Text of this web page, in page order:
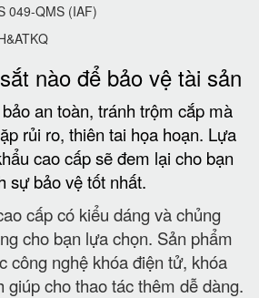
049-QMS (IAF)
nào để bảo vệ tài sản
an toàn, tránh trộm cắp mà
rủi ro, thiên tai họa hoạn. Lựa
cao cấp sẽ đem lại cho bạn
sự bảo vệ tốt nhất.
cấp có kiểu dáng và chủng
cho bạn lựa chọn. Sản phẩm
công nghệ khóa điện tử, khóa
giúp cho thao tác thêm dễ dàng.